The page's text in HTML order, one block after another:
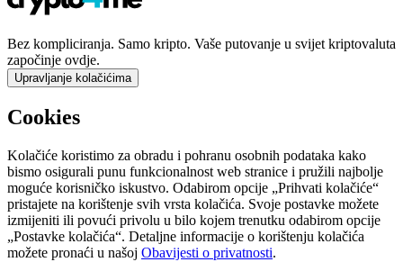
Bez kompliciranja. Samo kripto. Vaše putovanje u svijet kriptovaluta
započinje ovdje.
Upravljanje kolačićima
Cookies
Kolačiće koristimo za obradu i pohranu osobnih podataka kako
bismo osigurali punu funkcionalnost web stranice i pružili najbolje
moguće korisničko iskustvo. Odabirom opcije „Prihvati kolačiće“
pristajete na korištenje svih vrsta kolačića. Svoje postavke možete
izmijeniti ili povući privolu u bilo kojem trenutku odabirom opcije
„Postavke kolačića“. Detaljne informacije o korištenju kolačića
možete pronaći u našoj Obavijesti o privatnosti.